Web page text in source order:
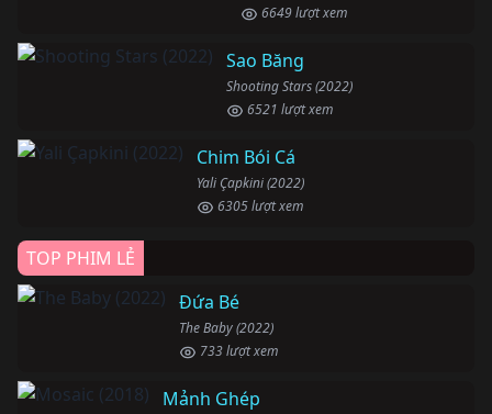
6649 lượt xem
Sao Băng
Shooting Stars (2022)
6521 lượt xem
Chim Bói Cá
Yali Çapkini (2022)
6305 lượt xem
TOP PHIM LẺ
Đứa Bé
The Baby (2022)
733 lượt xem
Mảnh Ghép